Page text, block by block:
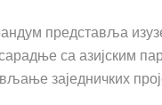
представља
са азијским
заједничких